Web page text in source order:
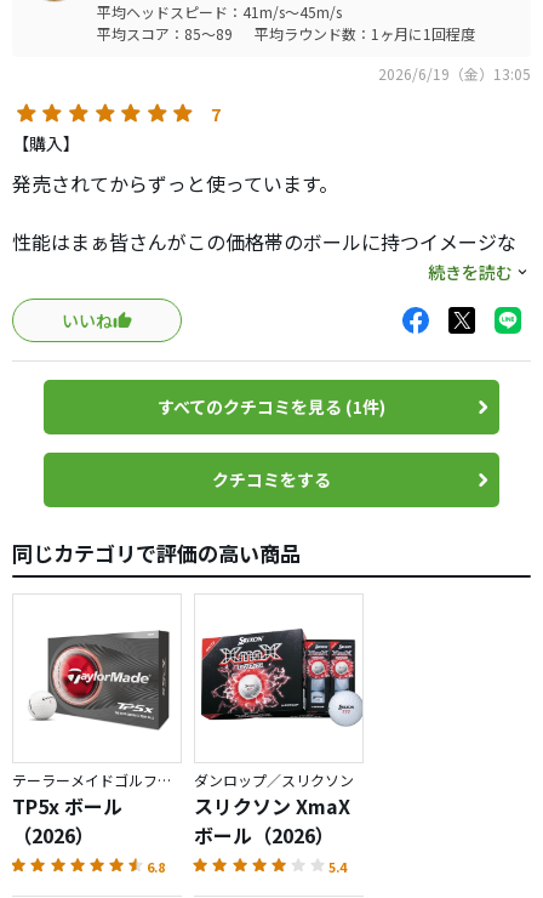
平均ヘッドスピード：41m/s～45m/s
平均スコア：85～89
平均ラウンド数：1ヶ月に1回程度
2026/6/19（金）13:05
7
【購入】
発売されてからずっと使っています。
性能はまぁ皆さんがこの価格帯のボールに持つイメージな
・スピン系と大体同じ飛距離性能
・アプローチでスピンがちょっとほどける感覚
・硬めの打感(D1よりは柔らかいかな)
・耐久性は高め
私個人としては、スピン性能はまだ必要ないので気になら
ないです。
個人的には性能以外の付加価値がかなり高いので高評価と
①アライメントのクオリティが高いです。ターゲットに合
が綺麗に回転して見える効果もあります。
私としてはトリプルトラックよりも遥かにパットの精度が
上がりました。
②カラーが豊富です。高級ボールは大体白と黄色しか選択
肢がないのでやっぱ飽きるんですよね。
見やすい色としては、
・グリーン×ブルー
続きを読む
いいね
すべてのクチコミを見る (1件)
クチコミをする
同じカテゴリで評価の高い商品
テーラーメイドゴルフ／TP5
TP5x ボール
（2026）
6.8
ダンロップ／スリクソン
スリクソン XmaX
ボール（2026）
5.4